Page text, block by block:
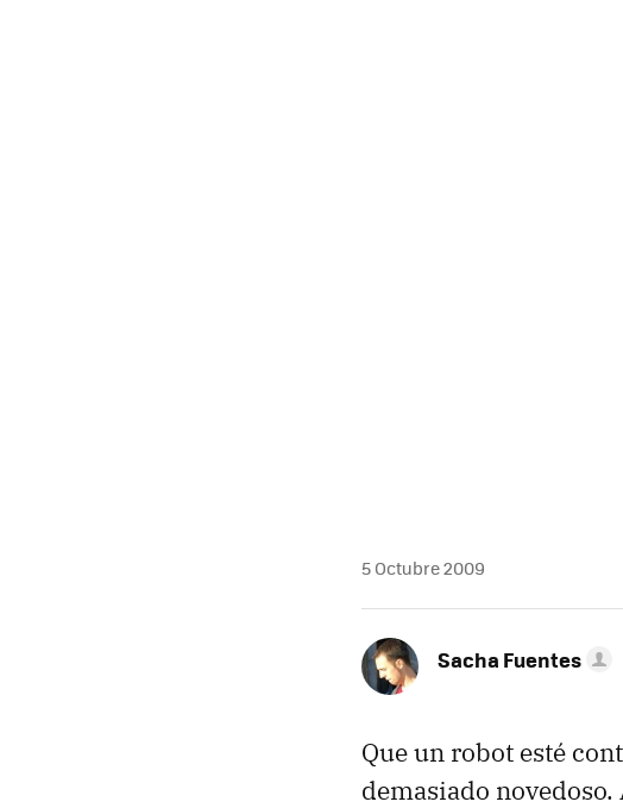
5 Octubre 2009
Sacha Fuentes
Que un robot esté
demasiado